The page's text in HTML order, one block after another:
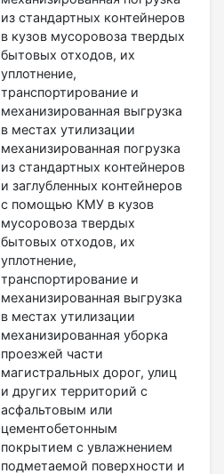
из стандартных контейнеров
в кузов мусоровоза твердых
бытовых отходов, их
уплотнение,
транспортирование и
механизированная выгрузка
в местах утилизации
механизированная погрузка
из стандартных контейнеров
и заглубленных контейнеров
с помощью КМУ в кузов
мусоровоза твердых
бытовых отходов, их
уплотнение,
транспортирование и
механизированная выгрузка
в местах утилизации
механизированная уборка
проезжей части
магистральных дорог, улиц
и других территорий с
асфальтовым или
цементобетонным
покрытием с увлажнением
подметаемой поверхности и